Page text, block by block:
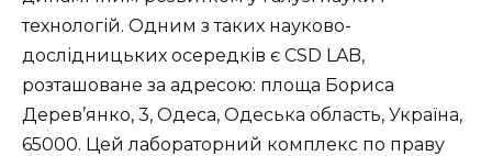
технологій. Одним з таких науково-
дослідницьких осередків є CSD LAB,
розташоване за адресою: площа Бориса
Дерев’янко, 3, Одеса, Одеська область, Україна,
65000. Цей лабораторний комплекс по праву